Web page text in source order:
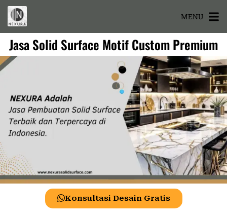
MENU
Jasa Solid Surface Motif Custom Premium
Konsultasi Desain Gratis